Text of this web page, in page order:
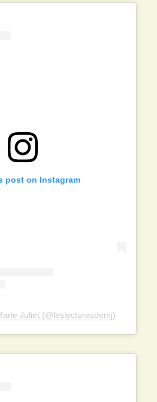
post on Instagram
Juliet (@leslecturesdemj)